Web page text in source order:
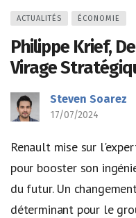
ACTUALITÉS ÉCONOMIE
Philippe Krief,
Virage
Steven Soarez
17/07/2024
Renault mise sur
pour booster son
du futur. Un
déterminant pour le